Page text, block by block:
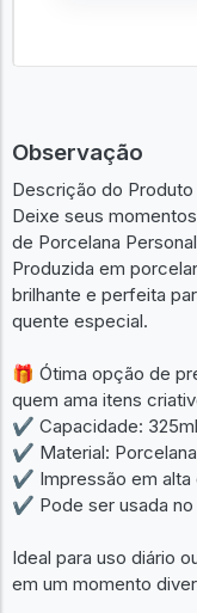
Observação
Descrição do Produto
Deixe seus
de Porcelana
Produzida em
brilhante e perfeita
quente especial.
🎁 Ótima opção de
quem ama itens
✔️ Capacidade: 325ml
✔️ Material:
✔️ Impressão em alta
✔️ Pode ser usada no
Ideal para uso diário
em um momento